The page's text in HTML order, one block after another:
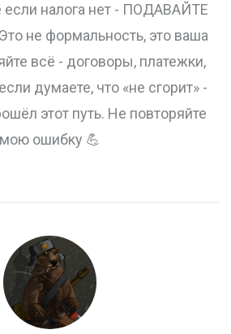
налога нет - ПОДАВАЙТЕ
не формальность, это ваша
всё - договоры, платежки,
думаете, что «не сгорит» -
этот путь. Не повторяйте
мою ошибку 💪